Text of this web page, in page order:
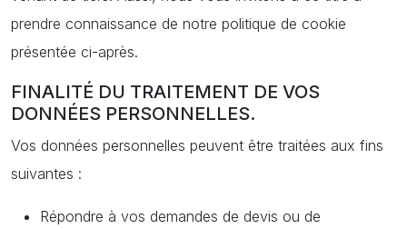
prendre connaissance de notre politique de cookie
présentée ci-après.
FINALITÉ DU TRAITEMENT DE VOS
DONNÉES PERSONNELLES.
Vos données personnelles peuvent être traitées aux fins
suivantes :
Répondre à vos demandes de devis ou de